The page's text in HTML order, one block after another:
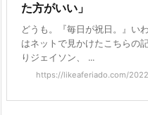
た方がいい」
どうも。『毎日が祝日。』い
はネットで見かけたこちらの
りジェイソン、 ...
https://likeaferiado.com/